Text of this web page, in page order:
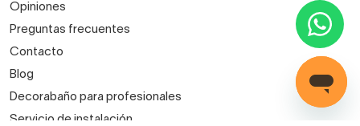
Opiniones
Preguntas frecuentes
Contacto
Blog
Decorabaño para profesionales
Servicio de instalación